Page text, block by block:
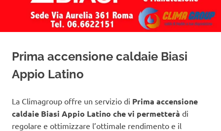
Biasi
Roma
Prima accensione caldaie Biasi
Appio Latino
La Climagroup offre un servizio di Prima accensione
caldaie Biasi Appio Latino che vi permetterà di
regolare e ottimizzare l’ottimale rendimento e il